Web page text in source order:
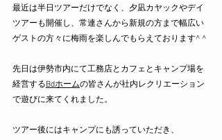
最近は半日ツアーだけでなく、夕凪カヤックやデイ
ツアーも開催し、常連さんから新規の方まで幅広い
ゲストの方々に梅雨を楽しんでもらえております^ ^
先日は伊勢市内にて工務店とカフェとキャンプ場を
経営するBdホームの皆さんが社内レクリエーション
で遊びに来てくれました。
ツアー後にはキャンプにも誘っていただき、